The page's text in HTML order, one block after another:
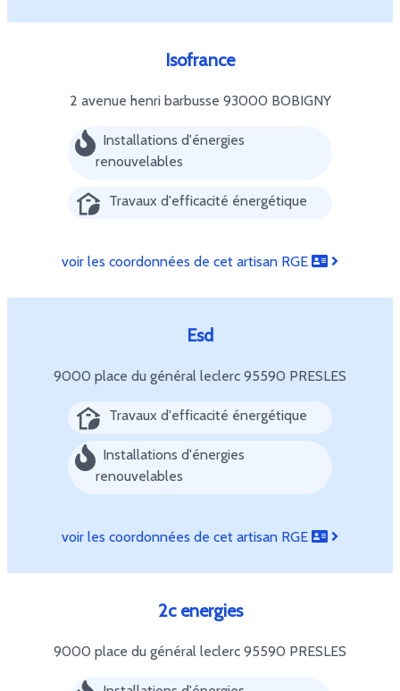
Isofrance
2 avenue henri barbusse 93000 BOBIGNY
Installations d'énergies
renouvelables
Travaux d'efficacité énergétique
voir les coordonnées de cet artisan RGE
Esd
9000 place du général leclerc 95590 PRESLES
Travaux d'efficacité énergétique
Installations d'énergies
renouvelables
voir les coordonnées de cet artisan RGE
2c energies
9000 place du général leclerc 95590 PRESLES